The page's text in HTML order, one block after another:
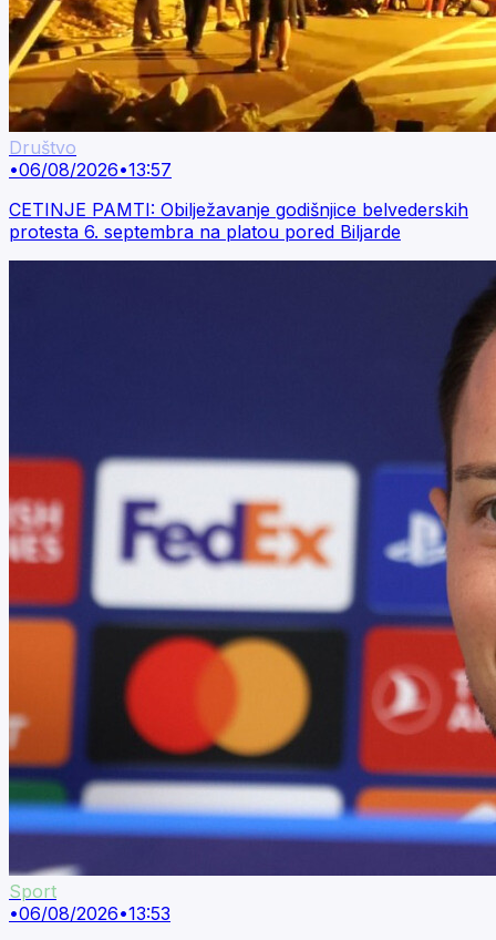
Društvo
•06/08/2026•13:57
CETINJE PAMTI: Obilježavanje godišnjice belvederskih
protesta 6. septembra na platou pored Biljarde
Sport
•06/08/2026•13:53